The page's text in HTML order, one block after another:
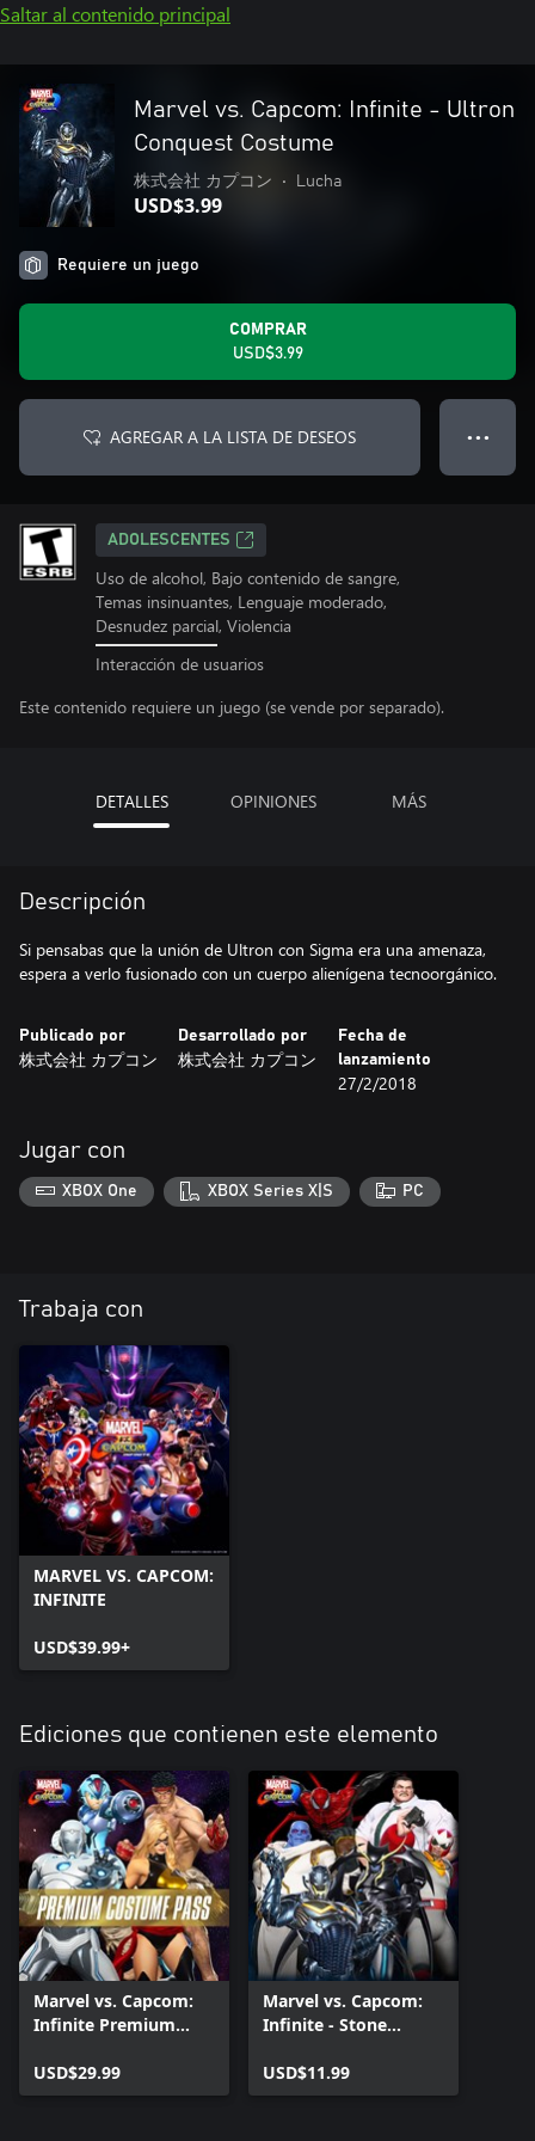
Saltar al contenido principal
Marvel vs. Capcom: Infinite - Ultron
Conquest Costume
株式会社 カプコン • Lucha
USD$3.99
Requiere un juego
COMPRAR
USD$3.99
AGREGAR A LA LISTA DE DESEOS ● ● ●
ADOLESCENTES
Uso de alcohol, Bajo contenido de sangre,
Temas insinuantes, Lenguaje moderado,
Desnudez parcial, Violencia
Interacción de usuarios
Este contenido requiere un juego (se vende por separado).
DETALLES OPINIONES MÁS
Descripción
Si pensabas que la unión de Ultron con Sigma era una amenaza,
espera a verlo fusionado con un cuerpo alienígena tecnoorgánico.
Publicado por
株式会社 カプコン
Desarrollado por
株式会社 カプコン
Fecha de
lanzamiento
27/2/2018
Jugar con
XBOX One XBOX Series X|S PC
Trabaja con
MARVEL VS. CAPCOM:
INFINITE
USD$39.99+
Ediciones que contienen este elemento
Marvel vs. Capcom:
Infinite Premium
USD$29.99
Marvel vs. Capcom:
Infinite - Stone
Pack
USD$11.99